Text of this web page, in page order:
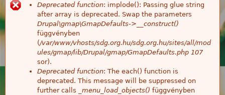
Hibaüzenet
Deprecated function: implode(): Passing glue string
after array is deprecated. Swap the parameters
Drupal\gmap\GmapDefaults->__construct()
függvényben
(/var/www/vhosts/sdg.org.hu/sdg.org.hu/sites/all/mod
ules/gmap/lib/Drupal/gmap/GmapDefaults.php 107
sor).
Deprecated function: The each() function is
deprecated. This message will be suppressed on
further calls
_menu_load_objects() függvényben